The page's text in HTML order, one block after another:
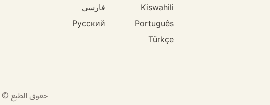
Kiswahili
فارسی
Português
Русский
Türkçe
حقوق الطبع © ٢٠٠٨-